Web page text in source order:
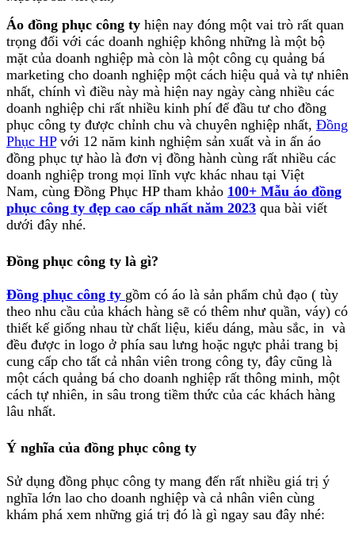
Áo đồng phục công ty hiện nay đóng một vai trò rất quan
trọng đối với các doanh nghiệp không những là một bộ
mặt của doanh nghiệp mà còn là một công cụ quảng bá
marketing cho doanh nghiệp một cách hiệu quả và tự nhiên
nhất, chính vì điều này mà hiện nay ngày càng nhiều các
doanh nghiệp chi rất nhiều kinh phí để đầu tư cho đồng
phục công ty được chỉnh chu và chuyên nghiệp nhất, Đồng
Phục HPvới 12 năm kinh nghiệm sản xuất và in ấn áo
đồng phục tự hào là đơn vị đồng hành cùng rất nhiều các
doanh nghiệp trong mọi lĩnh vực khác nhau tại Việt
Nam, cùng Đồng Phục HP tham khảo 100+ Mẫu áo đồng
phục công ty đẹp cao cấp nhất năm 2023 qua bài viết
dưới đây nhé.
Đồng phục công ty là gì?
Đồng phục công ty gồm có áo là sản phẩm chủ đạo ( tùy
theo nhu cầu của khách hàng sẽ có thêm như quần, váy) có
thiết kế giống nhau từ chất liệu, kiểu dáng, màu sắc, in và
đều được in logo ở phía sau lưng hoặc ngực phải trang bị
cung cấp cho tất cả nhân viên trong công ty, đây cũng là
một cách quảng bá cho doanh nghiệp rất thông minh, một
cách tự nhiên, in sâu trong tiềm thức của các khách hàng
lâu nhất.
Ý nghĩa của đồng phục công ty
Sử dụng đồng phục công ty mang đến rất nhiều giá trị ý
nghĩa lớn lao cho doanh nghiệp và cả nhân viên cùng
khám phá xem những giá trị đó là gì ngay sau đây nhé: